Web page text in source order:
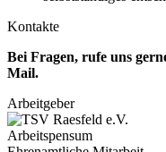
Kontakte
Bei Fragen, rufe uns
Mail.
Arbeitgeber
Arbeitspensum